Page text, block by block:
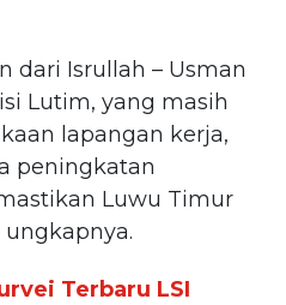
dari Isrullah – Usman
Lutim, yang masih
lapangan kerja,
peningkatan
Luwu Timur
ungkapnya.
Terbaru LSI